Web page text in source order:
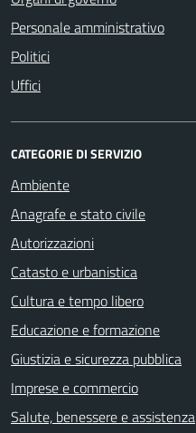
Personale amministrativo
Politici
Uffici
CATEGORIE DI SERVIZIO
Ambiente
Anagrafe e stato civile
Autorizzazioni
Catasto e urbanistica
Cultura e tempo libero
Educazione e formazione
Giustizia e sicurezza pubblica
Imprese e commercio
Salute, benessere e assistenza